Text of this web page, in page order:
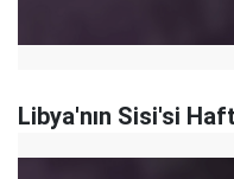
Libya'nın Sisi'si